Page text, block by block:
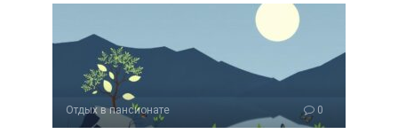
Отдых в пансионате 0